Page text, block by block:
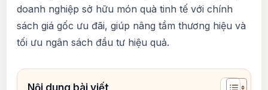
doanh nghiệp sở hữu món quà tinh tế với chính
sách giá gốc ưu đãi, giúp nâng tầm thương hiệu và
tối ưu ngân sách đầu tư hiệu quả.